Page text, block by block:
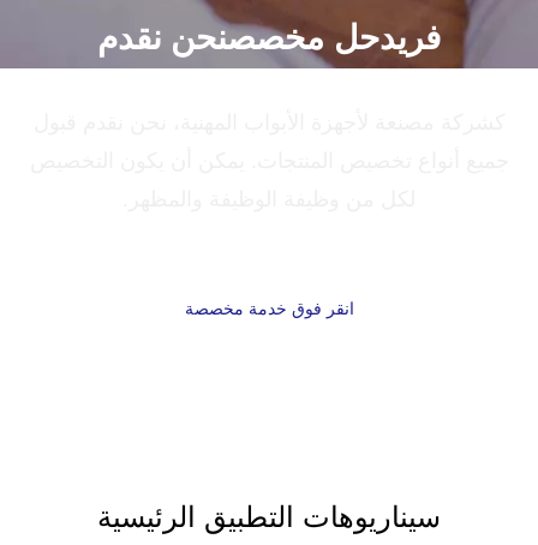
فريدحل مخصصنحن نقدم
انقر فوق خدمة مخصصة
سيناريوهات التطبيق الرئيسية